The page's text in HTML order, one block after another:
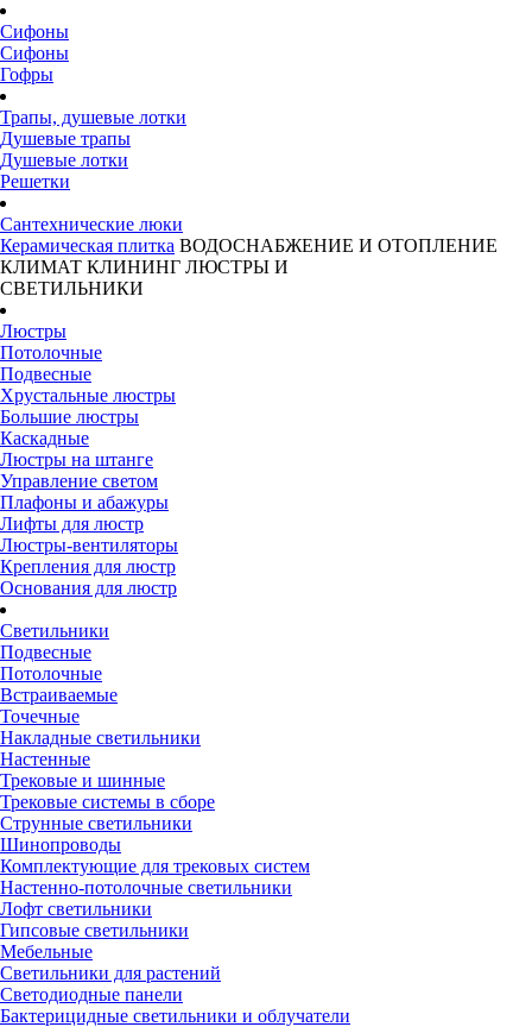
Сифоны
Сифоны
Гофры
Трапы, душевые лотки
Душевые трапы
Душевые лотки
Решетки
Сантехнические люки
Керамическая плитка ВОДОСНАБЖЕНИЕ И ОТОПЛЕНИЕ
КЛИМАТ КЛИНИНГ ЛЮСТРЫ И
СВЕТИЛЬНИКИ
Люстры
Потолочные
Подвесные
Хрустальные люстры
Большие люстры
Каскадные
Люстры на штанге
Управление светом
Плафоны и абажуры
Лифты для люстр
Люстры-вентиляторы
Крепления для люстр
Основания для люстр
Светильники
Подвесные
Потолочные
Встраиваемые
Точечные
Накладные светильники
Настенные
Трековые и шинные
Трековые системы в сборе
Струнные светильники
Шинопроводы
Комплектующие для трековых систем
Настенно-потолочные светильники
Лофт светильники
Гипсовые светильники
Мебельные
Светильники для растений
Светодиодные панели
Бактерицидные светильники и облучатели